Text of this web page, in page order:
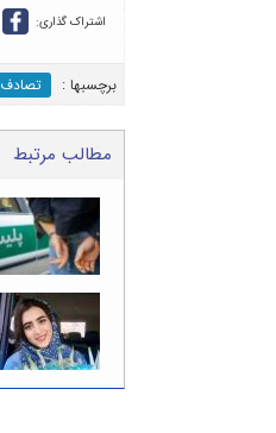
اشتراک گذاری:
برچسب‎ها : تصادف
مطالب مرتبط